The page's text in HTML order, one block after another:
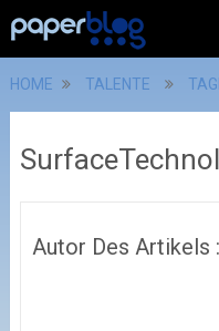
HOME TALENTE
Autor Des Artikels :